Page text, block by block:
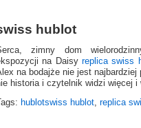
hublot
zimny dom
na Daisy replica swiss
na bodajże nie jest
historia i czytelnik widzi więcej i
hublotswiss hublot, replica